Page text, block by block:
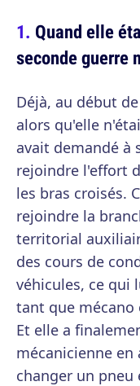
Quand elle
seconde guerre
Déjà, au début
alors qu'elle
avait demandé à
rejoindre l'effort
les bras croisés.
rejoindre la
territorial
des cours de
véhicules, ce qui
tant que mécano
Et elle a
mécanicienne en
changer un pneu